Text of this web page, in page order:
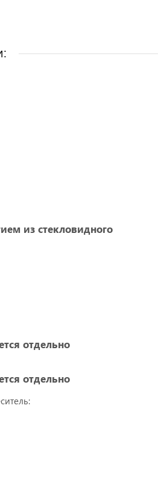
из стекловидного
отдельно
отдельно